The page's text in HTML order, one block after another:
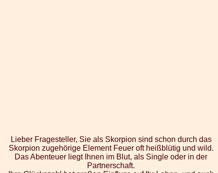
Lieber Fragesteller, Sie als Skorpion sind schon durch das
Skorpion zugehörige Element Feuer oft heißblütig und wild.
Das Abenteuer liegt Ihnen im Blut, als Single oder in der
Partnerschaft.